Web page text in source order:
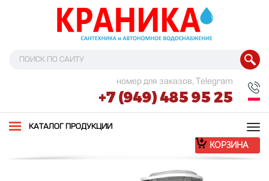
номер для заказов, Telegram
+7 (949) 485 95 25
КАТАЛОГ ПРОДУКЦИИ
КОРЗИНА